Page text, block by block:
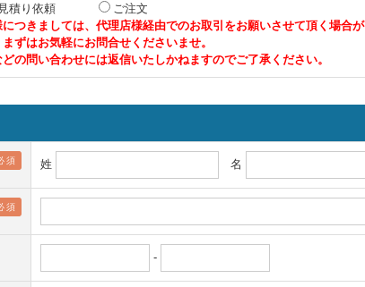
積り依頼
ご注文
つきましては、代理店様経由でのお取引をお願いさせて頂く場合が
ずはお気軽にお問合せくださいませ。
の問い合わせには返信いたしかねますのでご了承ください。
須 姓 名
須
-